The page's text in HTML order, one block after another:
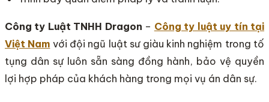
Công ty Luật TNHH Dragon – Công ty luật uy tín tại
Việt Nam với đội ngũ luật sư giàu kinh nghiệm trong tố
tụng dân sự luôn sẵn sàng đồng hành, bảo vệ quyền
lợi hợp pháp của khách hàng trong mọi vụ án dân sự.